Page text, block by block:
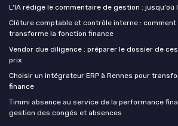
L'IA rédige le commentaire de gestion : jusqu'où
Clôture comptable et contrôle interne :
transforme la fonction finance
Vendor due diligence : préparer le dossier de
prix
Choisir un intégrateur ERP à Rennes pour
finance
Timmi absence au service de la performance
gestion des congés et absences